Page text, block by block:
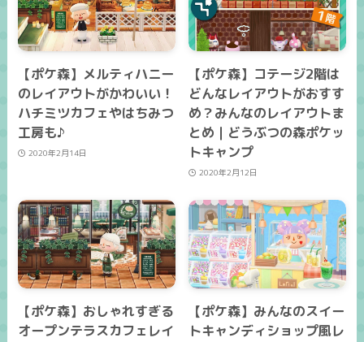
【ポケ森】メルティハニー
のレイアウトがかわいい！
ハチミツカフェやはちみつ
工房も♪
2020年2月14日
【ポケ森】コテージ2階は
どんなレイアウトがおすす
め？みんなのレイアウトま
とめ｜どうぶつの森ポケッ
トキャンプ
2020年2月12日
【ポケ森】おしゃれすぎる
オープンテラスカフェレイ
【ポケ森】みんなのスイー
トキャンディショップ風レ